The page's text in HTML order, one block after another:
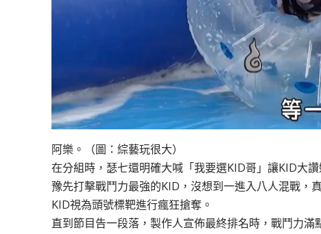
阿樂。（圖：綜藝玩很大）
在分組時，瑟七還明確大喊「我要選KID哥」讓KID大
豫先打擊戰鬥力最強的KID，沒想到一進入八人混戰，
KID視為頭號標靶進行瘋狂搶奪。
直到節目告一段落，製作人宣佈最終排名時，戰鬥力